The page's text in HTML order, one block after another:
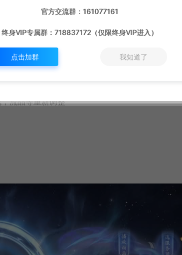
谢群友宏运修改以及分享的文件]
，峻屹之石[78142]，浮屠之石[78143]，万嶙之石
流晶等重新调整
官方交流群：161077161
终身VIP专属群：718837172（仅限终身VIP进入）
点击加群 我知道了